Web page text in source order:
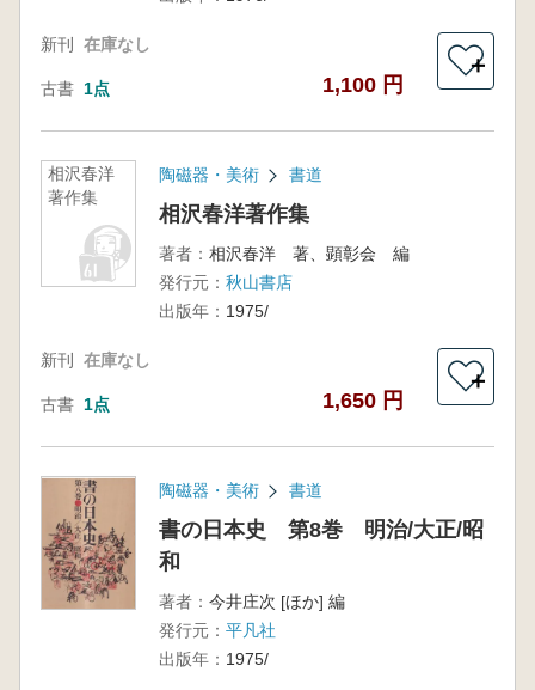
新刊 在庫なし
古書 1点 1,100 円
＋
相沢春洋
著作集
陶磁器・美術 書道
相沢春洋著作集
著者： 相沢春洋 著、顕彰会 編
発行元： 秋山書店
出版年： 1975/
新刊 在庫なし
古書 1点 1,650 円
＋
陶磁器・美術 書道
書の日本史 第8巻 明治/大正/昭
和
著者： 今井庄次 [ほか] 編
発行元： 平凡社
出版年： 1975/